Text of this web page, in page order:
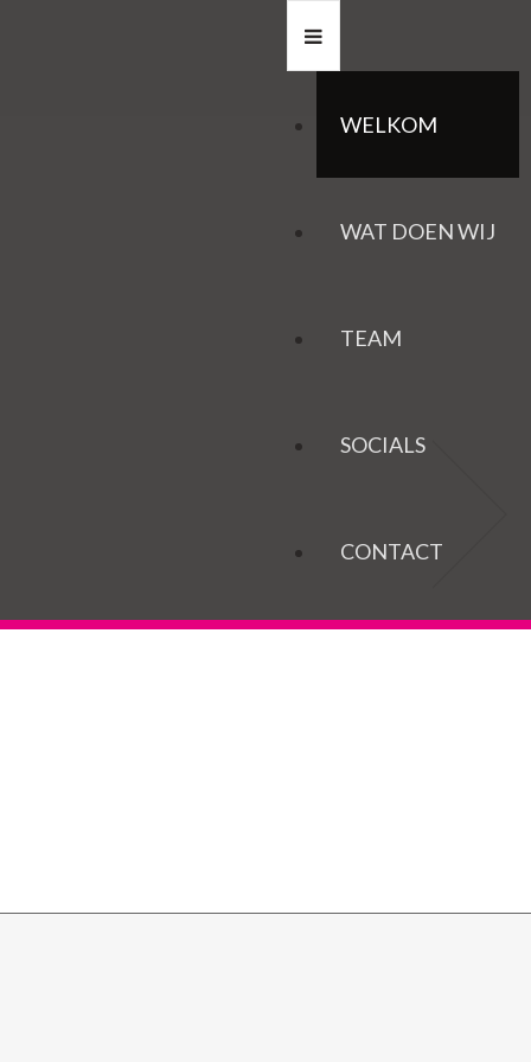
WELKOM
WAT DOEN WIJ
TEAM
SOCIALS
CONTACT